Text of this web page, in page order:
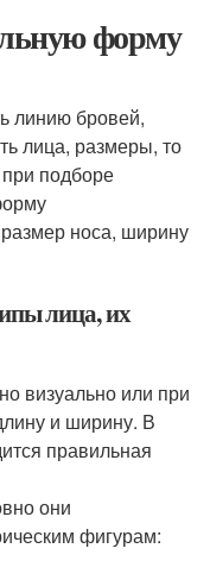
форму
линию бровей,
лица, размеры, то
подборе
носа, ширину
лица, их
визуально или при
и ширину. В
правильная
они
фигурам: